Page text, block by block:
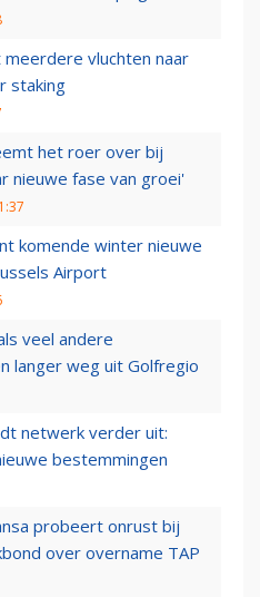
meerdere vluchten naar
staking
het roer over bij
nieuwe fase van groei'
komende winter nieuwe
Airport
veel andere
langer weg uit Golfregio
netwerk verder uit:
bestemmingen
probeert onrust bij
over overname TAP